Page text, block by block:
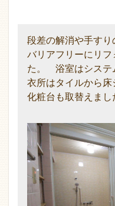
段差の解消や手す
バリアフリーにリ
た。 浴室はシステ
衣所はタイルから
化粧台も取替えまし